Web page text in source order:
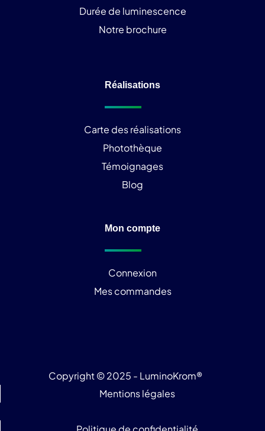
Durée de luminescence
Notre brochure
Réalisations
Carte des réalisations
Photothèque
Témoignages
Blog
Mon compte
Connexion
Mes commandes
Copyright © 2025 - LuminoKrom®
Mentions légales